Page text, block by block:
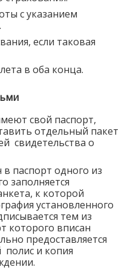
с указанием
если таковая
в оба конца.
свой паспорт,
отдельный пакет
свидетельства о
в паспорт одного из
заполняется
к которой
установленного
тем из
которого вписан
предоставляется
и копия